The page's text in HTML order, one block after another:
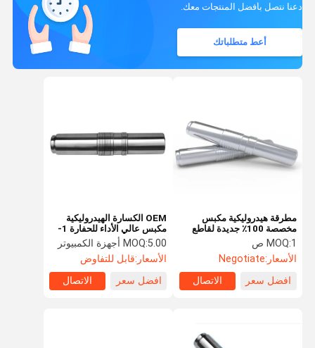
دعنا نتصل بأفضل المنتجات معك.
أعط متطلباتك
مطرقة هيدروليكية مكبس
مخصصة 100٪ جديدة لقاطع
دايو كاتو كات
MOQ:1 ص
الأسعار:Negotiate
افضل سعر
الاتصال
OEM الكسارة الهيدروليكية
مكبس عالي الأداء للحفارة 1-
50tons
MOQ:5.00 أجهزة الكمبيوتر
الأسعار:قابل للتفاوض
افضل سعر
الاتصال